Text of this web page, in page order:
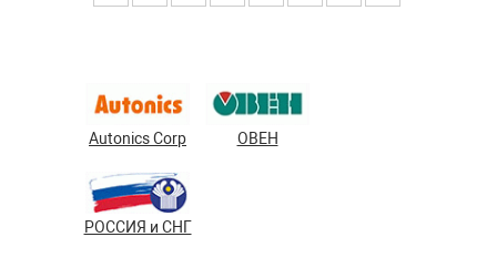
Autonics Corp ОВЕН
РОССИЯ и СНГ